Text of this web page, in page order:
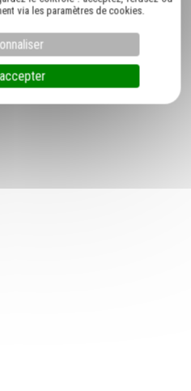
transport sanitaire à :
via les paramètres de cookies.